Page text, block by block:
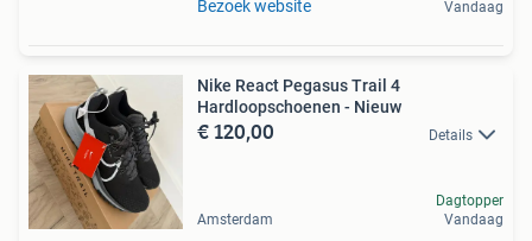
Bezoek website
Vandaag
Nike React Pegasus Trail 4
Hardloopschoenen - Nieuw
€ 120,00 Details
Amsterdam
Dagtopper
Vandaag